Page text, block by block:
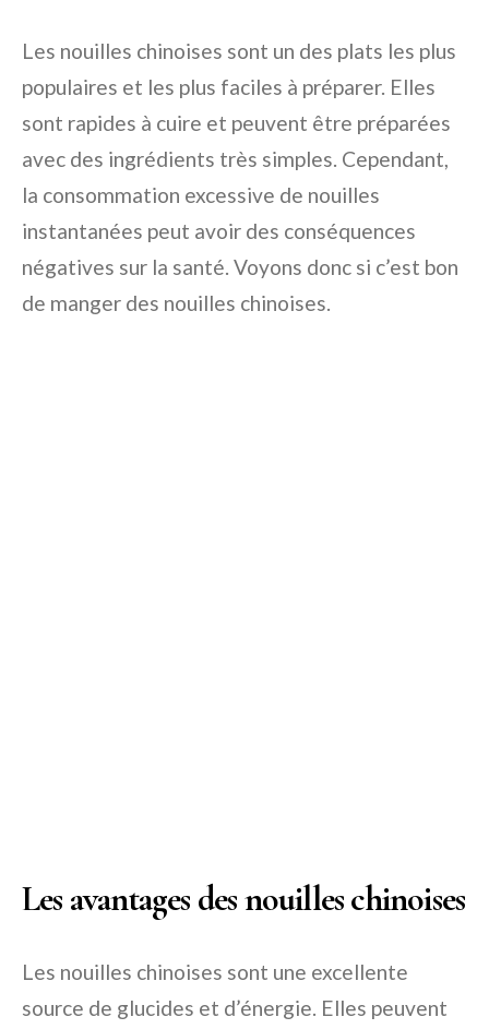
Les nouilles chinoises sont un des plats les plus
populaires et les plus faciles à préparer. Elles
sont rapides à cuire et peuvent être préparées
avec des ingrédients très simples. Cependant,
la consommation excessive de nouilles
instantanées peut avoir des conséquences
négatives sur la santé. Voyons donc si c’est bon
de manger des nouilles chinoises.
Les avantages des nouilles chinoises
Les nouilles chinoises sont une excellente
source de glucides et d’énergie. Elles peuvent